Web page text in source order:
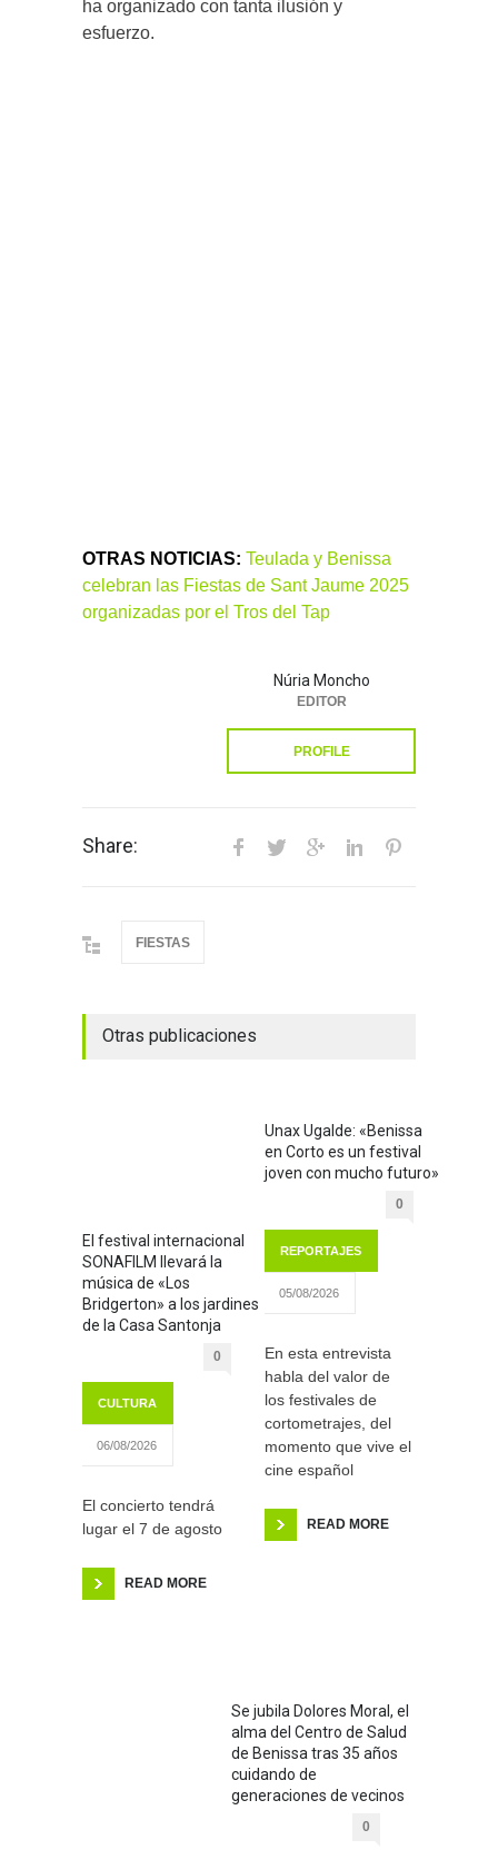
ha organizado con tanta ilusión y
esfuerzo.
OTRAS NOTICIAS: Teulada y Benissa
celebran las Fiestas de Sant Jaume 2025
organizadas por el Tros del Tap
Núria Moncho
EDITOR
PROFILE
Share:
FIESTAS
Otras publicaciones
El festival internacional
SONAFILM llevará la
música de «Los
Bridgerton» a los jardines
de la Casa Santonja
0
CULTURA
06/08/2026
El concierto tendrá
lugar el 7 de agosto
READ MORE
Unax Ugalde: «Benissa
en Corto es un festival
joven con mucho futuro»
0
REPORTAJES
05/08/2026
En esta entrevista
habla del valor de
los festivales de
cortometrajes, del
momento que vive el
cine español
READ MORE
Se jubila Dolores Moral, el
alma del Centro de Salud
de Benissa tras 35 años
cuidando de
generaciones de vecinos
0